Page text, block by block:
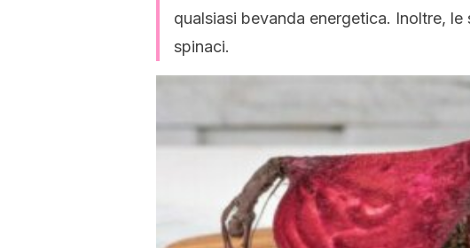
qualsiasi bevanda energetica. Inoltre,
spinaci.